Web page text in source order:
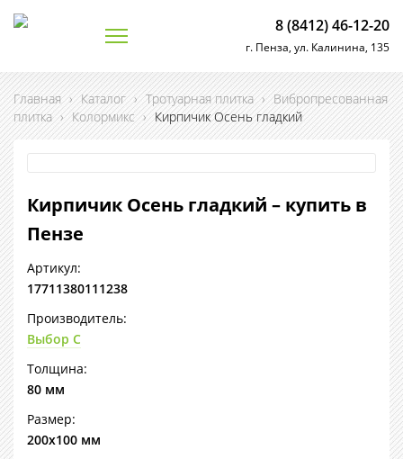
8 (8412) 46-12-20
г. Пенза, ул. Калинина, 135
Главная › Каталог › Тротуарная плитка › Вибропресованная
плитка › Колормикс › Кирпичик Осень гладкий
Кирпичик Осень гладкий – купить в
Пензе
Артикул:
17711380111238
Производитель:
Выбор С
Толщина:
80 мм
Размер:
200х100 мм